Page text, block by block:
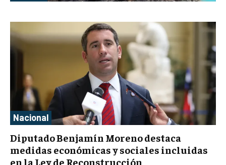
Nacional
Diputado Benjamín Moreno destaca
medidas económicas y sociales incluidas
en la Ley de Reconstrucción